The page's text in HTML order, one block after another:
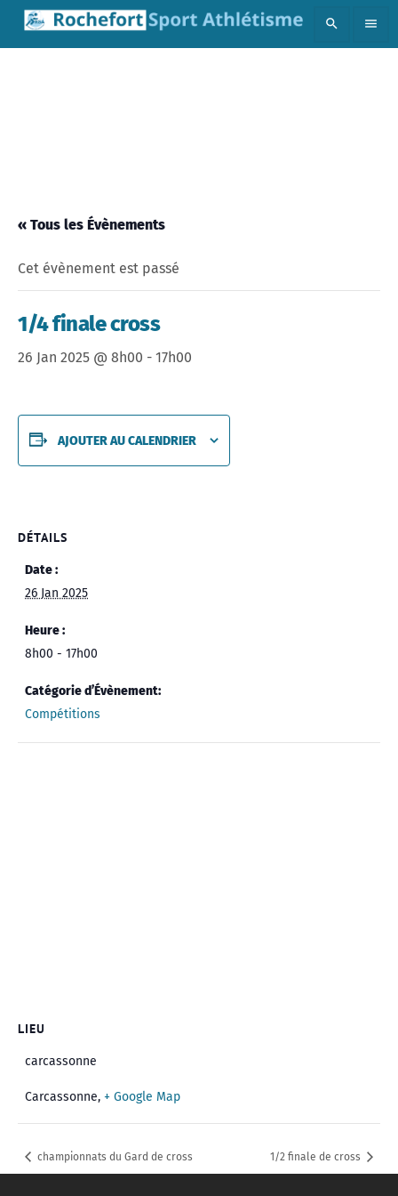
search menu
« Tous les Évènements
Cet évènement est passé
1/4 finale cross
26 Jan 2025 @ 8h00 - 17h00
AJOUTER AU CALENDRIER
DÉTAILS
Date :
26 Jan 2025
Heure :
8h00 - 17h00
Catégorie d’Évènement:
Compétitions
LIEU
carcassonne
Carcassonne, + Google Map
championnats du Gard de cross 1/2 finale de cross